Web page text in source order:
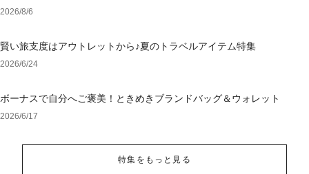
2026/8/6
賢い旅支度はアウトレットから♪夏のトラベルアイテム特集
2026/6/24
ボーナスで自分へご褒美！ときめきブランドバッグ＆ウォレット
2026/6/17
特集をもっと見る